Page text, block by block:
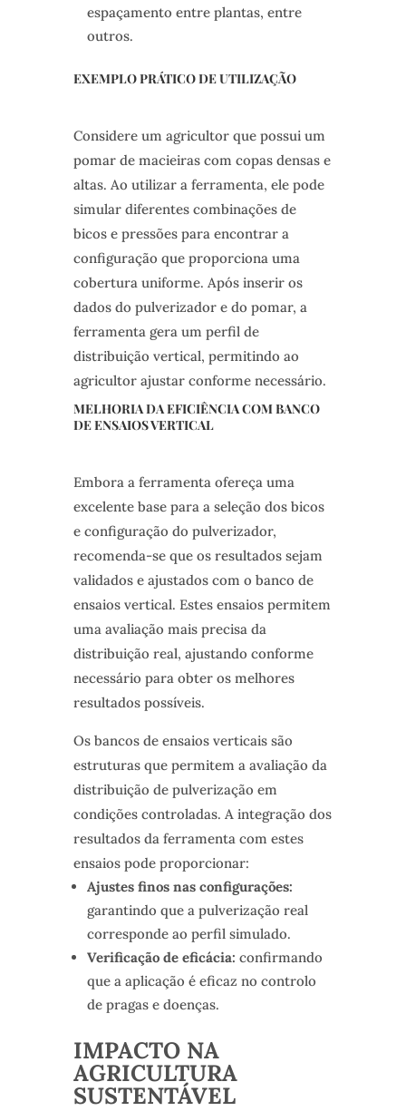
espaçamento entre plantas, entre
outros.
EXEMPLO PRÁTICO DE UTILIZAÇÃO
Considere um agricultor que possui um
pomar de macieiras com copas densas e
altas. Ao utilizar a ferramenta, ele pode
simular diferentes combinações de
bicos e pressões para encontrar a
configuração que proporciona uma
cobertura uniforme. Após inserir os
dados do pulverizador e do pomar, a
ferramenta gera um perfil de
distribuição vertical, permitindo ao
agricultor ajustar conforme necessário.
MELHORIA DA EFICIÊNCIA COM BANCO
DE ENSAIOS VERTICAL
Embora a ferramenta ofereça uma
excelente base para a seleção dos bicos
e configuração do pulverizador,
recomenda-se que os resultados sejam
validados e ajustados com o banco de
ensaios vertical. Estes ensaios permitem
uma avaliação mais precisa da
distribuição real, ajustando conforme
necessário para obter os melhores
resultados possíveis.
Os bancos de ensaios verticais são
estruturas que permitem a avaliação da
distribuição de pulverização em
condições controladas. A integração dos
resultados da ferramenta com estes
ensaios pode proporcionar:
Ajustes finos nas configurações:
garantindo que a pulverização real
corresponde ao perfil simulado.
Verificação de eficácia: confirmando
que a aplicação é eficaz no controlo
de pragas e doenças.
IMPACTO NA
AGRICULTURA
SUSTENTÁVEL